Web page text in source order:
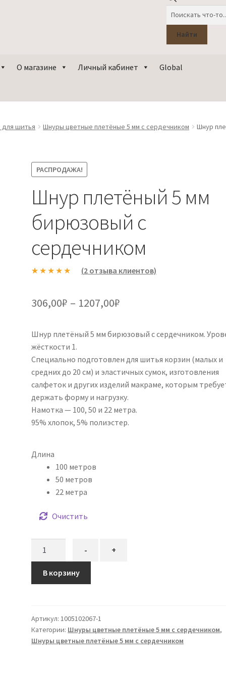
Найти
О магазине Личный кабинет Global
шитья Шнуры цветные плетёные 5 мм с сердечником Шнур
РАСПРОДАЖА!
Шнур плетёный 5 мм
бирюзовый с
сердечником
основе
пользовател
ей
(2отзыва клиентов)
306,00₽ – 1207,00₽
306,00₽
–
1207,00₽
Шнур плетёный 5 мм бирюзовый с сердечником.
жёсткости 1.
Специально подготовлен для шитья корзин (малых и
средних до 20 см) и эластичных сумок, изготовления
салфеток и других изделий макраме, которым
держать форму и нагрузку.
Намотка — 100, 50 и 22 метра.
95% хлопок, 5% полиэстер.
Длина
100 метров
50 метров
22 метра
Очистить
Шнур
плетёный
бирюзовый
с
сердечником
- +
В корзину
Артикул:1005102067-1
Категории: Шнуры цветные плетёные 5 мм с сердечником,
Шнуры цветные плетёные 5 мм с сердечником